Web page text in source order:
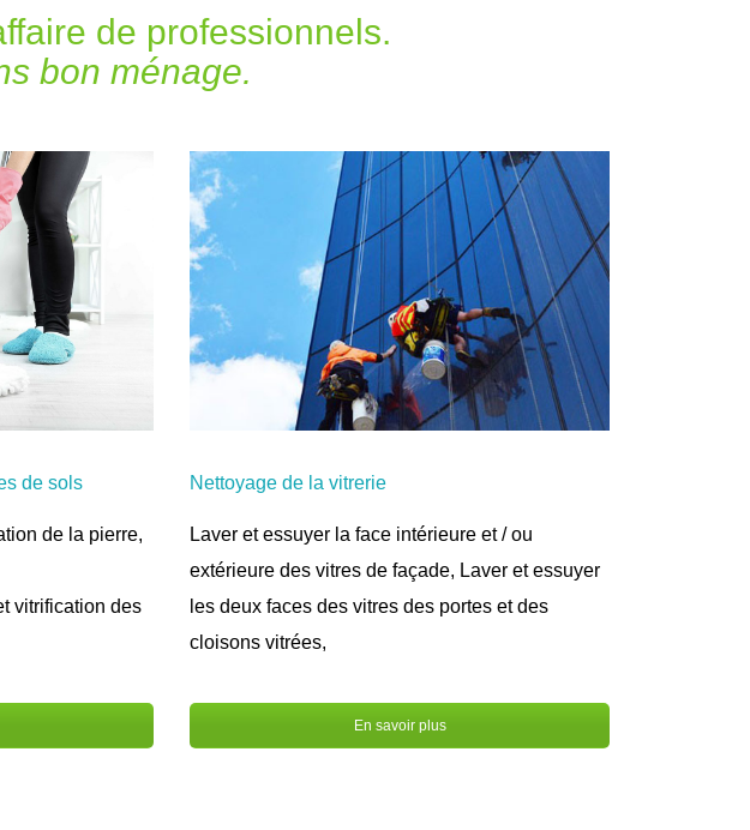
de professionnels.
bon ménage.
de sols
de la pierre,
vitrification des
Nettoyage de la vitrerie
Laver et essuyer la face intérieure et / ou
extérieure des vitres de façade, Laver et essuyer
les deux faces des vitres des portes et des
cloisons vitrées,
En savoir plus